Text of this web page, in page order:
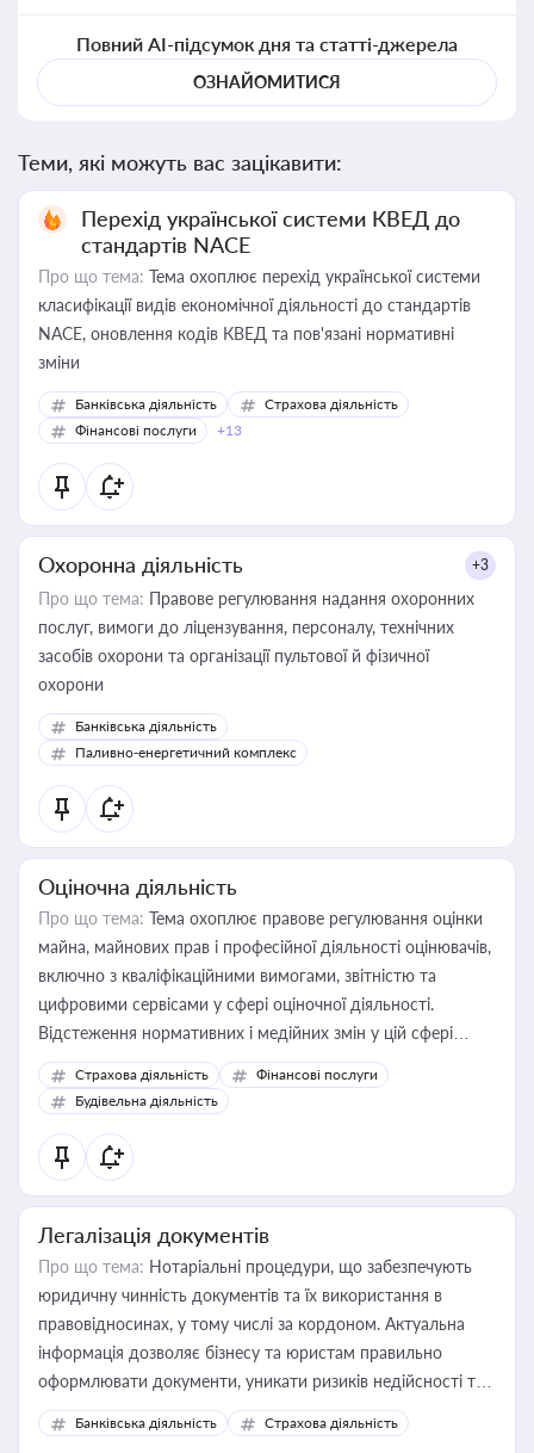
Повний AI-підсумок дня та статті-джерела
ОЗНАЙОМИТИСЯ
Теми, які можуть вас зацікавити:
Перехід української системи КВЕД до
стандартів NACE
Про що тема: Тема охоплює перехід української системи
класифікації видів економічної діяльності до стандартів
NACE, оновлення кодів КВЕД та пов'язані нормативні
зміни
Банківська діяльність
Страхова діяльність
Фінансові послуги
+13
Охоронна діяльність +3
Про що тема: Правове регулювання надання охоронних
послуг, вимоги до ліцензування, персоналу, технічних
засобів охорони та організації пультової й фізичної
охорони
Банківська діяльність
Паливно-енергетичний комплекс
Оціночна діяльність
Про що тема: Тема охоплює правове регулювання оцінки
майна, майнових прав і професійної діяльності оцінювачів,
включно з кваліфікаційними вимогами, звітністю та
цифровими сервісами у сфері оціночної діяльності.
Відстеження нормативних і медійних змін у цій сфері
корисне для власника бізнесу, керівника, юриста або
бухгалтера під час оподаткування, приватизації, оренди
державного майна, корпоративних угод і перевірки
статусу суб'єктів оціночної діяльності
Страхова діяльність
Фінансові послуги
Будівельна діяльність
Легалізація документів
Про що тема: Нотаріальні процедури, що забезпечують
юридичну чинність документів та їх використання в
правовідносинах, у тому числі за кордоном. Актуальна
інформація дозволяє бізнесу та юристам правильно
оформлювати документи, уникати ризиків недійсності та
забезпечувати їх належне прийняття органами влади та
контрагентами
Банківська діяльність Страхова діяльність